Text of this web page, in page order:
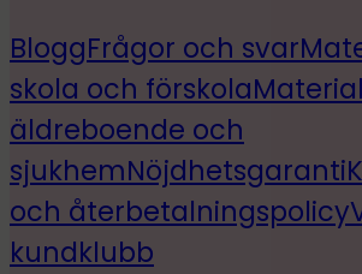
BloggFrågor och svar
skola och förskola
äldreboende och
sjukhemNöjdhetsgaranti
och återbetalningspolicy
kundklubb